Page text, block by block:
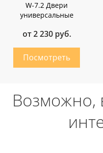
W-7.2 Двери
универсальные
от 2 230 руб.
Возможно,